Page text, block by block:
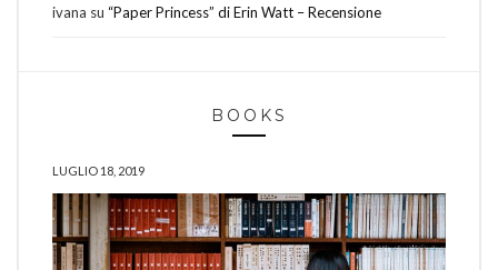
ivana su “Paper Princess” di Erin Watt – Recensione
BOOKS
LUGLIO 18, 2019